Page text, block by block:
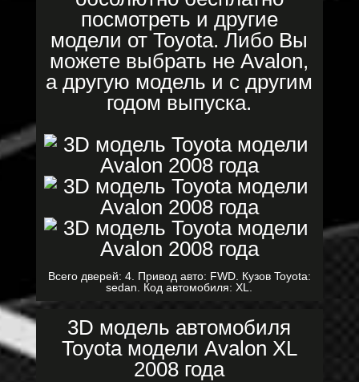
посмотреть и другие
модели от Toyota. Либо Вы
можете выбрать не Avalon,
а другую модель и с другим
годом выпуска.
Всего дверей: 4. Привод авто: FWD. Кузов Toyota:
sedan. Код автомобиля: XL.
3D модель автомобиля
Toyota модели Avalon XL
2008 года